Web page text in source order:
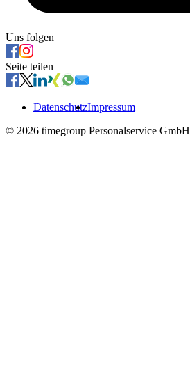
Uns folgen
Seite teilen
DatenschutzImpressum
© 2026 timegroup Personalservice GmbH